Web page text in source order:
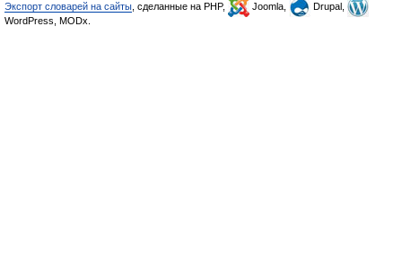
Экспорт словарей на сайты , сделанные на PHP, Joomla,
Drupal,
WordPress, MODx.